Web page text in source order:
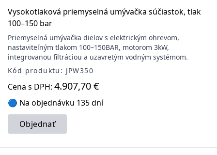
Vysokotlaková priemyselná umývačka súčiastok, tlak
100–150 bar
Priemyselná umývačka dielov s elektrickým ohrevom,
nastaviteľným tlakom 100–150BAR, motorom 3kW,
integrovanou filtráciou a uzavretým vodným systémom.
Kód produktu: JPW350
Cena s DPH: 4.907,70 €
🔵 Na objednávku 135 dní
Objednať